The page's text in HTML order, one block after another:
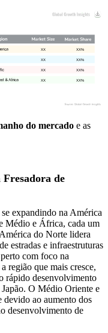
XX%
XX
XX%
XX
XX%
XX
XX%
XX
do mercado e as
de
expandindo na América
Médio e África, cada um
do Norte lidera
estradas e infraestruturas
com foco na
região que mais cresce,
rápido desenvolvimento
O Médio Oriente e
devido ao aumento dos
desenvolvimento de